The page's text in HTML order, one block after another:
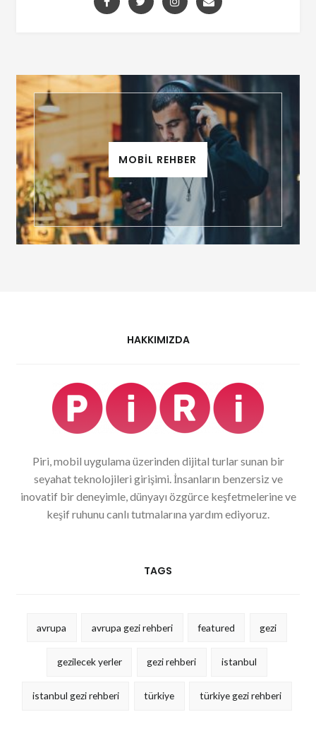
MOBİL REHBER
HAKKIMIZDA
Piri, mobil uygulama üzerinden dijital turlar sunan bir
seyahat teknolojileri girişimi. İnsanların benzersiz ve
inovatif bir deneyimle, dünyayı özgürce keşfetmelerine ve
keşif ruhunu canlı tutmalarına yardım ediyoruz.
TAGS
avrupa avrupa gezi rehberi featured gezi
gezilecek yerler gezi rehberi istanbul
istanbul gezi rehberi türkiye türkiye gezi rehberi